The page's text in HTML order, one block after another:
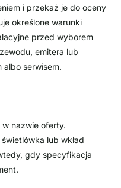
i przekaż je do oceny
określone warunki
przed wyborem
emitera lub
albo serwisem.
nazwie oferty.
lub wkład
gdy specyfikacja